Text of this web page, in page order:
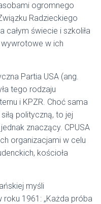
ogromnego
Radzieckiego
całym świecie i szkoliła
w ich
Partia USA (ang.
tego rodzaju
i KPZR. Choć sama
siłą polityczną, to jej
znaczący. CPUSA
organizacjami w celu
kościoła
myśli
roku 1961: „Każda próba